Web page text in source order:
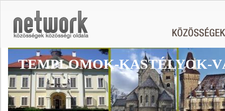
TEMPLOMOK-KASTÉLYOK-